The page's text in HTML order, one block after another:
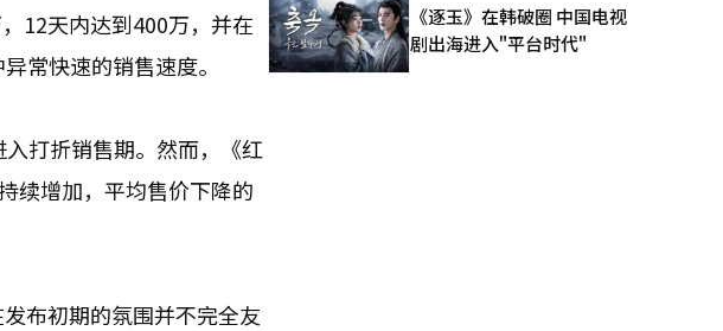
12天内达到400万，并在
常快速的销售速度。
打折销售期。然而，《红
续增加，平均售价下降的
布初期的氛围并不完全友
《逐玉》在韩破圈 中国电视
剧出海进入"平台时代"